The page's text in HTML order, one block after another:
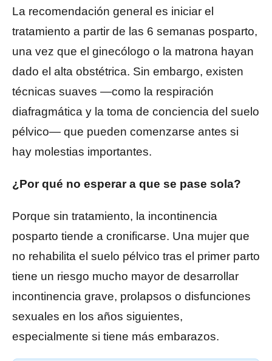
La recomendación general es iniciar el
tratamiento a partir de las 6 semanas posparto,
una vez que el ginecólogo o la matrona hayan
dado el alta obstétrica. Sin embargo, existen
técnicas suaves —como la respiración
diafragmática y la toma de conciencia del suelo
pélvico— que pueden comenzarse antes si
hay molestias importantes.
¿Por qué no esperar a que se pase sola?
Porque sin tratamiento, la incontinencia
posparto tiende a cronificarse. Una mujer que
no rehabilita el suelo pélvico tras el primer parto
tiene un riesgo mucho mayor de desarrollar
incontinencia grave, prolapsos o disfunciones
sexuales en los años siguientes,
especialmente si tiene más embarazos.